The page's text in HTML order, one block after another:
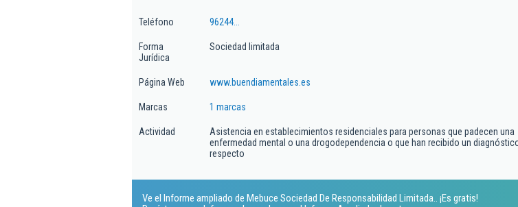
Teléfono 96244...
Forma
Jurídica
Sociedad limitada
Página Web www.buendiamentales.es
Marcas 1 marcas
Actividad
Asistencia en establecimientos residenciales para personas que padecen una
enfermedad mental o una drogodependencia o que han recibido un
respecto
Ve el Informe ampliado de Mebuce Sociedad De Responsabilidad Limitada.. ¡Es gratis!